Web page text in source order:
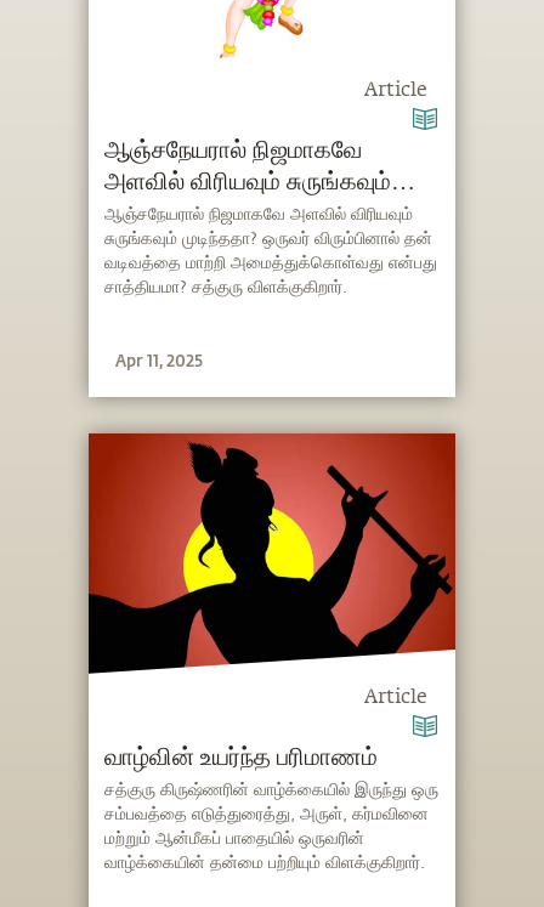
Article
ஆஞ்சநேயரால் நிஜமாகவே
அளவில் விரியவும் சுருங்கவும்
முடிந்ததா?
ஆஞ்சநேயரால் நிஜமாகவே அளவில் விரியவும்
சுருங்கவும் முடிந்ததா? ஒருவர் விரும்பினால் தன்
வடிவத்தை மாற்றி அமைத்துக்கொள்வது என்பது
சாத்தியமா? சத்குரு விளக்குகிறார்.
Apr 11, 2025
Article
வாழ்வின் உயர்ந்த பரிமாணம்
சத்குரு கிருஷ்ணரின் வாழ்க்கையில் இருந்து ஒரு
சம்பவத்தை எடுத்துரைத்து, அருள், கர்மவினை
மற்றும் ஆன்மீகப் பாதையில் ஒருவரின்
வாழ்க்கையின் தன்மை பற்றியும் விளக்குகிறார்.